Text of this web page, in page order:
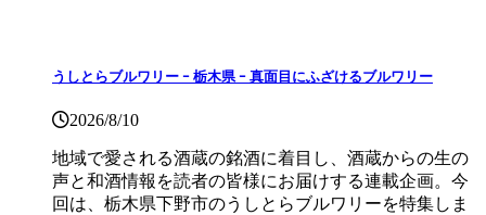
うしとらブルワリー ｰ 栃木県 ｰ 真面目にふざけるブルワリー
2026/8/10
地域で愛される酒蔵の銘酒に着目し、酒蔵からの生の
声と和酒情報を読者の皆様にお届けする連載企画。今
回は、栃木県下野市のうしとらブルワリーを特集しま